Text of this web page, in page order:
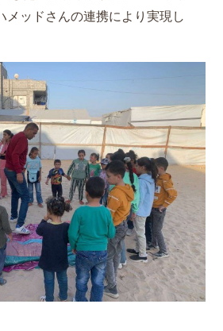
メッドさんの連携により実現し